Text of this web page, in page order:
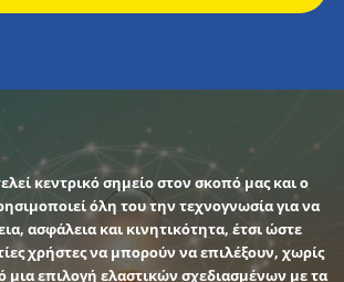
κεντρικό σημείο στον σκοπό μας και ο
όλη του την τεχνογνωσία για να
ασφάλεια και κινητικότητα, έτσι ώστε
χρήστες να μπορούν να επιλέξουν, χωρίς
επιλογή ελαστικών σχεδιασμένων με τα